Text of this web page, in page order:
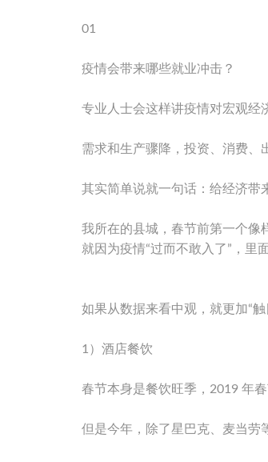
01
疫情会带来哪些就业冲击？
专业人士会这样讲疫情对宏观经
需求和生产骤降，投资、消费、
其实简单说就一句话：给经济
我所在的县城，春节前第一个像
就因为疫情“过而不敢入了”，里
如果从数据来看中观，就更加“
1）酒店餐饮
春节本身是餐饮旺季，2019 年
但是今年，除了星巴克、麦当劳